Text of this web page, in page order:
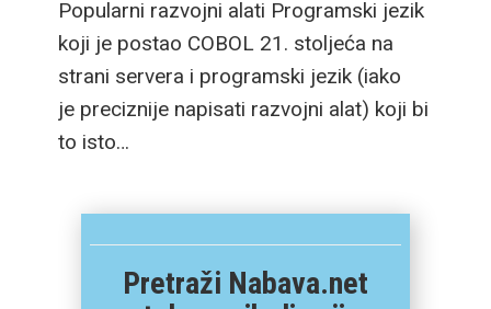
Popularni razvojni alati Programski jezik
koji je postao COBOL 21. stoljeća na
strani servera i programski jezik (iako
je preciznije napisati razvojni alat) koji bi
to isto…
Pretraži Nabava.net